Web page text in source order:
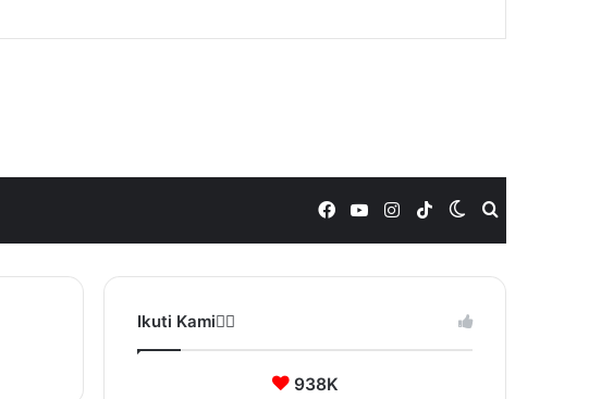
Switch
skin
TikTok
Instagram
YouTube
Facebook
Ikuti Kami❤️‍🔥
938K